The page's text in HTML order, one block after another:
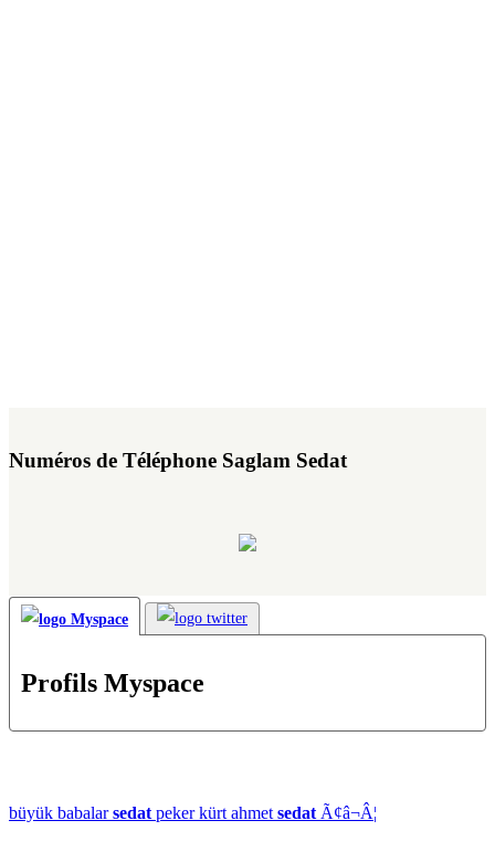
Numéros de Téléphone Saglam Sedat
Profils Myspace
büyük babalarsedatpeker kürt ahmetsedatÃ¢â¬Â¦